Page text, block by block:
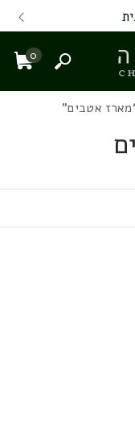
0
חיפוש
אטבים”